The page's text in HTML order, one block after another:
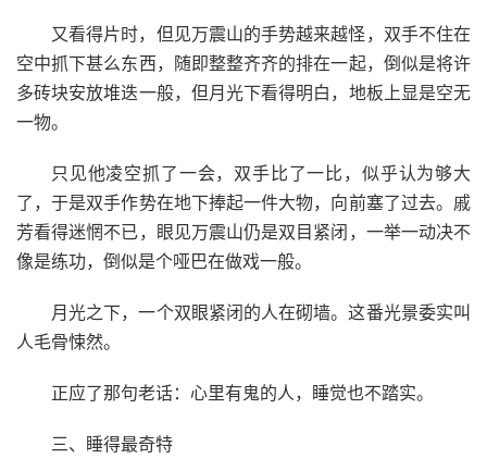
又看得片时，但见万震山的手势越来越怪，双手不住在
空中抓下甚么东西，随即整整齐齐的排在一起，倒似是将许
多砖块安放堆迭一般，但月光下看得明白，地板上显是空无
一物。
只见他凌空抓了一会，双手比了一比，似乎认为够大
了，于是双手作势在地下捧起一件大物，向前塞了过去。戚
芳看得迷惘不已，眼见万震山仍是双目紧闭，一举一动决不
像是练功，倒似是个哑巴在做戏一般。
月光之下，一个双眼紧闭的人在砌墙。这番光景委实叫
人毛骨悚然。
正应了那句老话：心里有鬼的人，睡觉也不踏实。
三、睡得最奇特